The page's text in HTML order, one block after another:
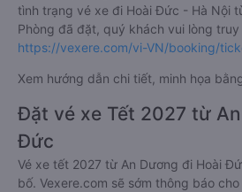
tình trạng vé xe đi Hoài Đức - Hà Nội
Phòng đã đặt, quý khách vui lòng truy
https://vexere.com/vi-VN/booking/
Xem hướng dẫn chi tiết, minh họa
Đặt vé xe Tết 2027 từ
Đức
Vé xe tết 2027 từ An Dương đi Hoài
bố. Vexere.com sẽ sớm thông báo